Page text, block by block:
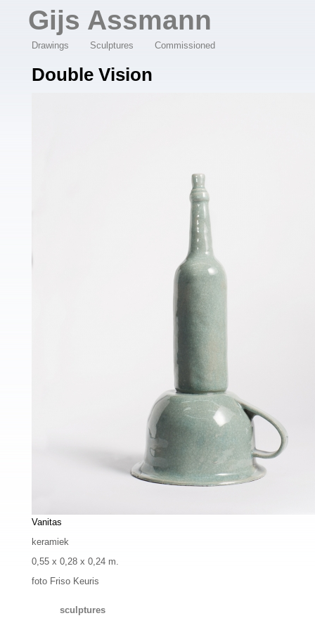
Gijs Assmann
Drawings Sculptures Commissioned
Double Vision
Vanitas
keramiek
0,55 x 0,28 x 0,24 m.
foto Friso Keuris
sculptures